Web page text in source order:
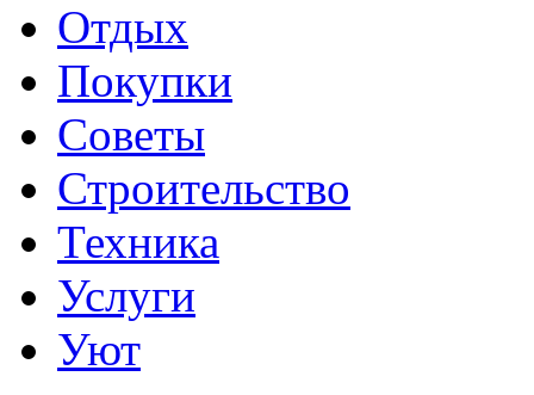
Отдых
Покупки
Советы
Строительство
Техника
Услуги
Уют